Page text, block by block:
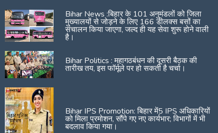
Bihar News :बिहार के 101 अनुमंडलों को जिला
मुख्यालयों से जोड़ने के लिए 166 डीलक्स बसों का
संचालन किया जाएगा, जल्द ही यह सेवा शुरू होने वाली
है।
Bihar Politics : महागठबंधन की दूसरी बैठक की
तारीख तय, इस फॉर्मूले पर हो सकती है चर्चा।
Bihar IPS Promotion: बिहार में5 IPS अधिकारियों
को मिला प्रमोशन, सौंपे गए नए कार्यभार; विभागों में भी
बदलाव किया गया।